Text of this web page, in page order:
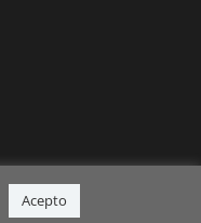
Acepto